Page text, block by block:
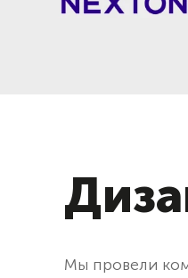
Мы провели